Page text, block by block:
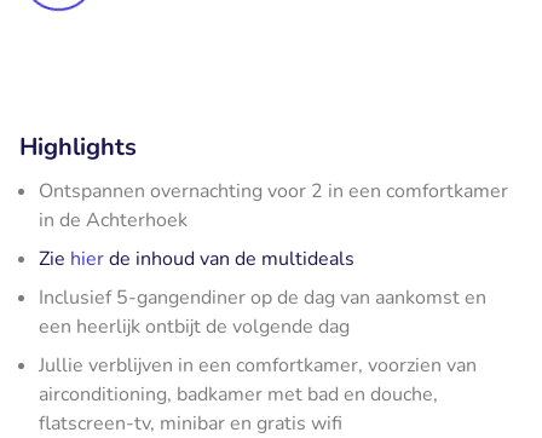
Highlights
Ontspannen overnachting voor 2 in een comfortkamer
in de Achterhoek
Zie hierde inhoud van de multideals
Inclusief 5-gangendiner op de dag van aankomst en
een heerlijk ontbijt de volgende dag
Jullie verblijven in een comfortkamer, voorzien van
airconditioning, badkamer met bad en douche,
flatscreen-tv, minibar en gratis wifi